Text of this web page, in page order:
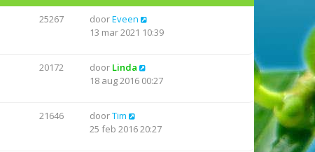
25267 doorEveen
13 mar 2021 10:39
20172 door Linda
18 aug 2016 00:27
21646 doorTim
25 feb 2016 20:27